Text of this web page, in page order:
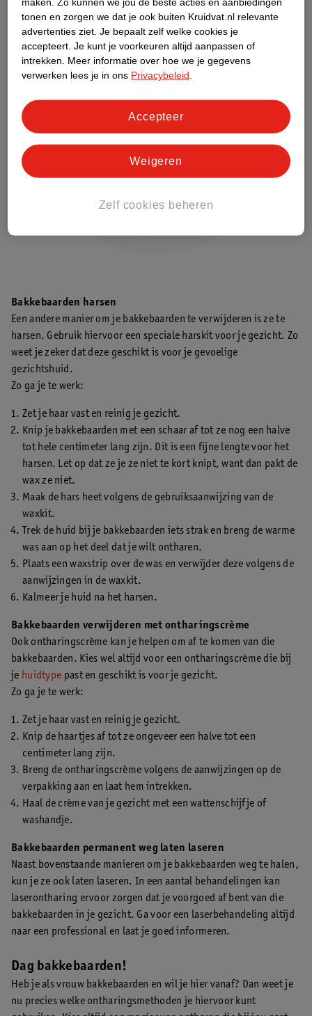
Bakkebaarden harsen
Een andere manier om je bakkebaarden te verwijderen is ze te
harsen. Gebruik hiervoor een speciale harskit voor je gezicht. Zo
weet je zeker dat deze geschikt is voor je gevoelige
gezichtshuid.
Zo ga je te werk:
Zet je haar vast en reinig je gezicht.
Knip je bakkebaarden met een schaar af tot ze nog een halve
tot hele centimeter lang zijn. Dit is een fijne lengte voor het
harsen. Let op dat ze je ze niet te kort knipt, want dan pakt de
wax ze niet.
Maak de hars heet volgens de gebruiksaanwijzing van de
waxkit.
Trek de huid bij je bakkebaarden iets strak en breng de warme
was aan op het deel dat je wilt ontharen.
Plaats een waxstrip over de was en verwijder deze volgens de
aanwijzingen in de waxkit.
Kalmeer je huid na het harsen.
Bakkebaarden verwijderen met ontharingscrème
Ook ontharingscrème kan je helpen om af te komen van die
bakkebaarden. Kies wel altijd voor een ontharingscrème die bij
je huidtype past en geschikt is voor je gezicht.
Zo ga je te werk:
Zet je haar vast en reinig je gezicht.
Knip de haartjes af tot ze ongeveer een halve tot een
centimeter lang zijn.
Breng de ontharingscrème volgens de aanwijzingen op de
verpakking aan en laat hem intrekken.
Haal de crème van je gezicht met een wattenschijfje of
washandje.
Bakkebaarden permanent weg laten laseren
Naast bovenstaande manieren om je bakkebaarden weg te halen,
kun je ze ook laten laseren. In een aantal behandelingen kan
laserontharing ervoor zorgen dat je voorgoed af bent van die
bakkebaarden in je gezicht. Ga voor een laserbehandeling altijd
naar een professional en laat je goed informeren.
Dag bakkebaarden!
Heb je als vrouw bakkebaarden en wil je hier vanaf? Dan weet je
nu precies welke ontharingsmethoden je hiervoor kunt
tonen en zorgen we dat je ook buiten Kruidvat.nl relevante
advertenties ziet. Je bepaalt zelf welke cookies je
accepteert. Je kunt je voorkeuren altijd aanpassen of
intrekken.
Meer informatie over hoe we je gegevens
verwerken lees je in ons Privacybeleid
Zelf cookies beheren
Weigeren
Accepteer